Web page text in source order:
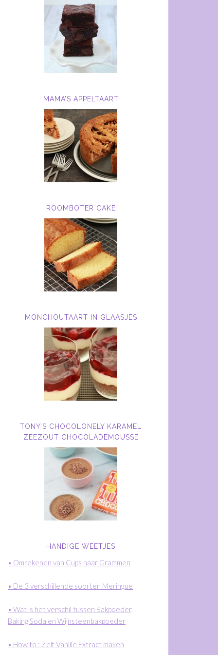
MAMA’S APPELTAART
ROOMBOTER CAKE
MONCHOUTAART IN GLAASJES
TONY’S CHOCOLONELY KARAMEL
ZEEZOUT CHOCOLADEMOUSSE
HANDIGE WEETJES
• Omrekenen van Cups naar Grammen
• De 3 verschillende soorten Meringue
• Wat is het verschil tussen Bakpoeder,
Baking Soda en Wijnsteenbakpoeder
• How to : Zelf Vanille Extract maken